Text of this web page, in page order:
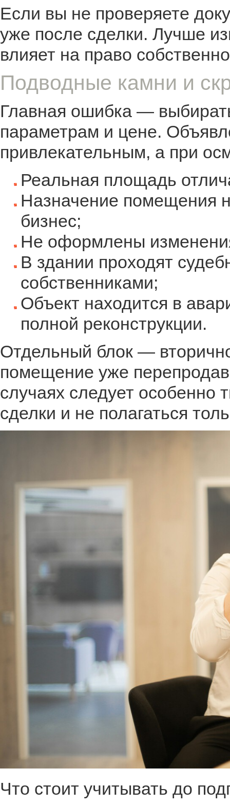
Если вы не проверяете
уже после сделки. Лучше
влияет на право
Подводные камни и
Главная ошибка —
параметрам и цене.
привлекательным, а при
Реальная площадь
Назначение помещения
бизнес;
Не оформлены
В здании проходят
собственниками;
Объект находится в
полной реконструкции.
Отдельный блок —
помещение уже
случаях следует особенно
сделки и не полагаться
Что стоит учитывать до